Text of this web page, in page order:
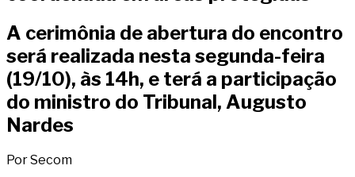
A cerimônia de abertura do encontro
será realizada nesta segunda-feira
(19/10), às 14h, e terá a participação
do ministro do Tribunal, Augusto
Nardes
Por Secom